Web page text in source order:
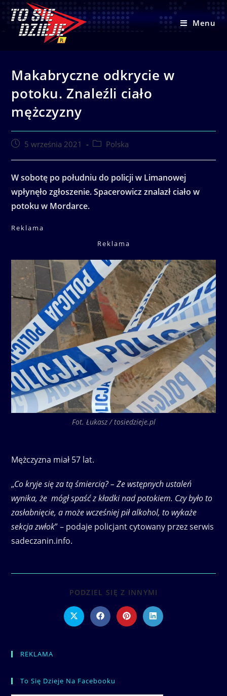
content
Menu
Makabryczne odkrycie w
potoku. Znaleźli ciało
mężczyzny
Post5 września 2021
PostPolska
W sobotę po południu do policji w Limanowej
wpłynęło zgłoszenie. Spacerowicz znalazł ciało w
potoku w Mordarce.
Reklama
Reklama
Fot. Łukasz / tosiedzieje.pl
Mężczyzna miał 57 lat.
„Co kryje się za tą śmiercią? – Ze wstępnych ustaleń
wynika, że mógł spaść z kładki nad potokiem. Czy było to
zasłabnięcie, a może wcześniej pił alkohol, to wykaże
sekcja zwłok” – podaje policjant cytowany przez serwis
sadeczanin.info.
PODZIEL SIĘ Z INNYMI
CONTENT
Opens
in
Opens
in
Opens
in
Opens
in
REKLAMA
To Się Dzieje Na Facebooku